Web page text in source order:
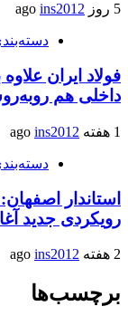
5 روز ago ins2012
فولاد ایران
داخلی هم
1 هفته ago ins2012
استاندار
رویکردی جدید
2 هفته ago ins2012
برچسب‌ها